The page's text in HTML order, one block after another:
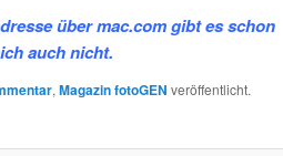
über mac.com gibt es schon
auch nicht.
, Magazin fotoGEN veröffentlicht.